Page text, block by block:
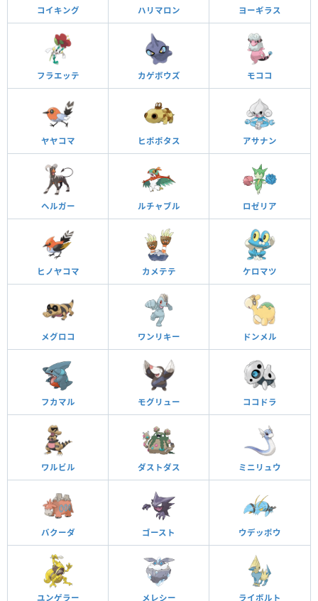
コイキング ハリマロン ヨーギラス
フラエッテ カゲボウズ モココ
ヤヤコマ ヒポポタス アサナン
ヘルガー ルチャブル ロゼリア
ヒノヤコマ カメテテ ケロマツ
メグロコ ワンリキー ドンメル
フカマル モグリュー ココドラ
ワルビル ダストダス ミニリュウ
バクーダ ゴースト ウデッポウ
ユンゲラー メレシー ライボルト